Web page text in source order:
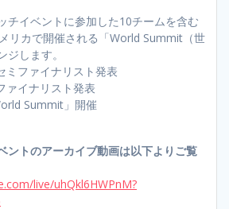
チイベントに参加した10チームを含む
リカで開催される「World Summit（世
します。
ミファイナリスト発表
ァイナリスト発表
Summit」開催
ントのアーカイブ動画は以下よりご覧
live/uhQkl6HWPnM?